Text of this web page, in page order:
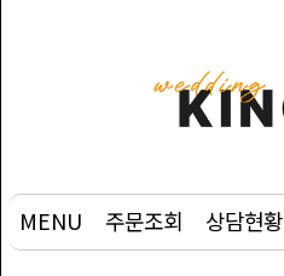
품
웨
딩
MENU 주문조회 상담현황